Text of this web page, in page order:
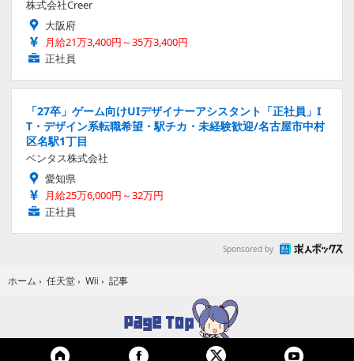
株式会社Creer
大阪府
月給21万3,400円～35万3,400円
正社員
「27卒」ゲーム向けUIデザイナーアシスタント「正社員」I
T・デザイン系転職希望・駅チカ・未経験歓迎/名古屋市中村
区名駅1丁目
ベンタス株式会社
愛知県
月給25万6,000円～32万円
正社員
Sponsored by
ホーム › 任天堂 › Wii › 記事